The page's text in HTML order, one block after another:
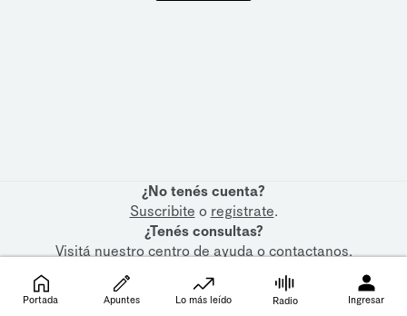
¿No tenés cuenta?
Suscribite o registrate.
¿Tenés consultas?
Visitá nuestrocentro de ayudaocontactanos.
Portada Apuntes Lo más leído Radio Ingresar